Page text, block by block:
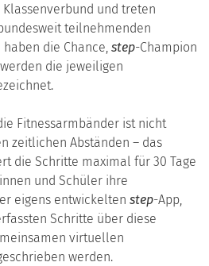
und treten
teilnehmenden
haben die Chance, step-Champion
die jeweiligen
Fitnessarmbänder ist nicht
zeitlichen Abständen – das
die Schritte maximal für 30 Tage
und Schüler ihre
eigens entwickelten step-App,
Schritte über diese
virtuellen
werden.